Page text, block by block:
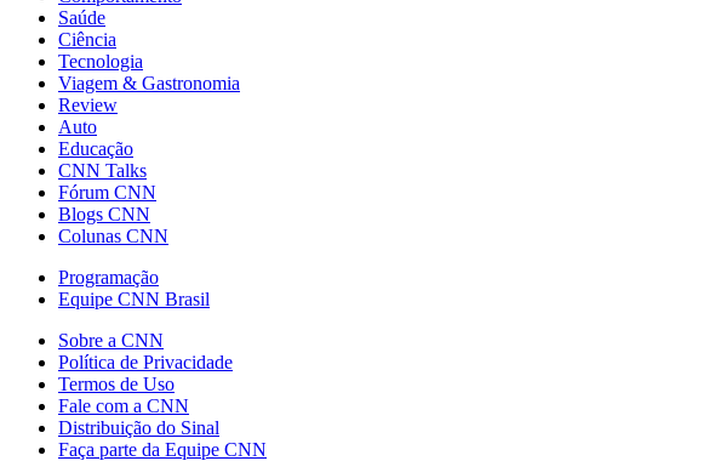
Saúde
Ciência
Tecnologia
Viagem & Gastronomia
Review
Auto
Educação
CNN Talks
Fórum CNN
Blogs CNN
Colunas CNN
Programação
Equipe CNN Brasil
Sobre a CNN
Política de Privacidade
Termos de Uso
Fale com a CNN
Distribuição do Sinal
Faça parte da Equipe CNN